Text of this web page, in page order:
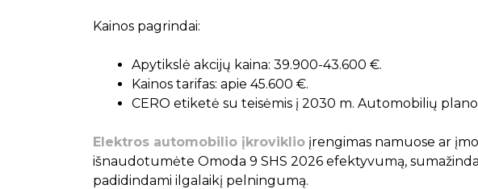
Kainos pagrindai:
Apytikslė akcijų kaina: 39.900-43.600 €.
Kainos tarifas: apie 45.600 €.
CERO etiketė su teisėmis į 2030 m. Automobilių plano
Elektros automobilio įkroviklioįrengimas namuose ar
išnaudotumėte Omoda 9 SHS 2026 efektyvumą,
padidindami ilgalaikį pelningumą.